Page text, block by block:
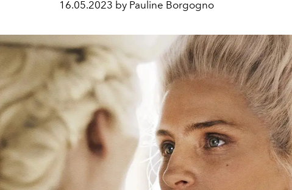
16.05.2023 by Pauline Borgogno